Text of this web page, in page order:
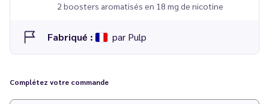
2 boosters aromatisés en 18 mg de nicotine
Fabriqué : par Pulp
Complétez votre commande